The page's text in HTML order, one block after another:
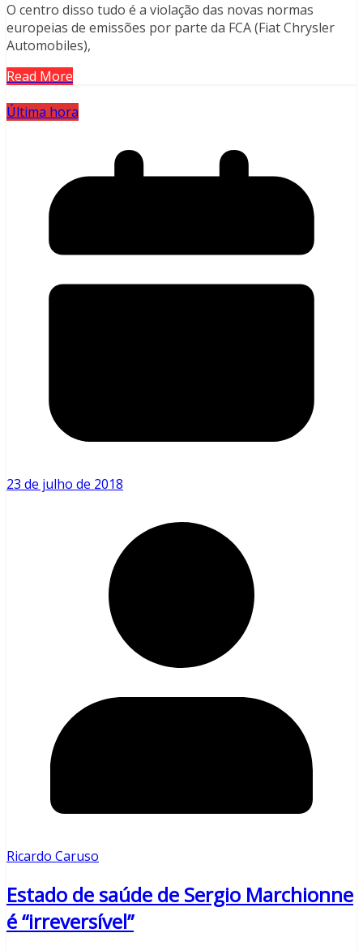
O centro disso tudo é a violação das novas normas
europeias de emissões por parte da FCA (Fiat Chrysler
Automobiles),
Read More
Última hora
23 de julho de 2018
Ricardo Caruso
Estado de saúde de Sergio Marchionne
é “irreversível”